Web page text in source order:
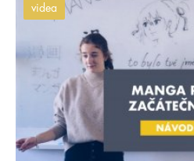
videa